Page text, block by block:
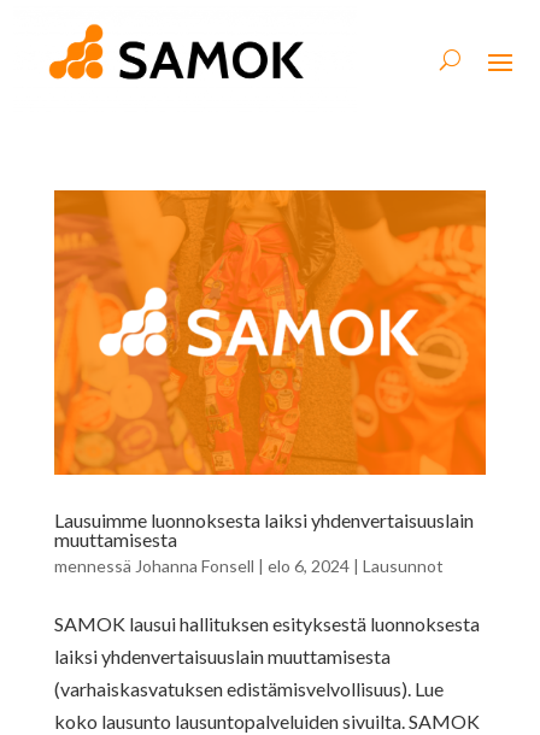
Lausuimme luonnoksesta laiksi yhdenvertaisuuslain
muuttamisesta
mennessä Johanna Fonsell | elo 6, 2024| Lausunnot
SAMOK lausui hallituksen esityksestä luonnoksesta
laiksi yhdenvertaisuuslain muuttamisesta
(varhaiskasvatuksen edistämisvelvollisuus). Lue
koko lausunto lausuntopalveluiden sivuilta. SAMOK